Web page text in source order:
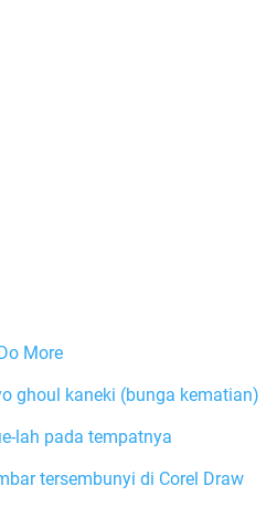
More
ghoul kaneki (bunga kematian)
lah pada tempatnya
tersembunyi di Corel Draw